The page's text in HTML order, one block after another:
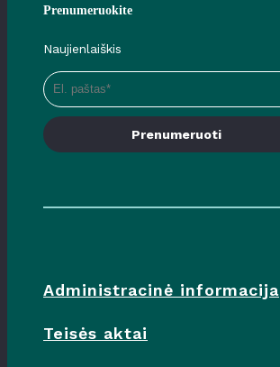
Prenumeruokite
Naujienlaiškis
Prenumeruoti
Administracinė informacija
Teisės aktai